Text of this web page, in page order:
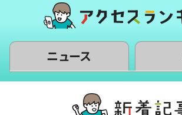
ニュース